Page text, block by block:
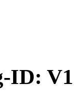
ID: